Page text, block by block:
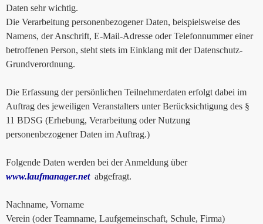
Daten sehr wichtig.
Die Verarbeitung personenbezogener Daten, beispielsweise des
Namens, der Anschrift, E-Mail-Adresse oder Telefonnummer einer
betroffenen Person, steht stets im Einklang mit der Datenschutz-
Grundverordnung.
Die Erfassung der persönlichen Teilnehmerdaten erfolgt dabei im
Auftrag des jeweiligen Veranstalters unter Berücksichtigung des §
11 BDSG (Erhebung, Verarbeitung oder Nutzung
personenbezogener Daten im Auftrag.)
Folgende Daten werden bei der Anmeldung über
www.laufmanager.netabgefragt.
Nachname, Vorname
Verein (oder Teamname, Laufgemeinschaft, Schule, Firma)